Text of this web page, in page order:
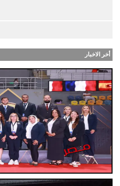
أخر الاخبار